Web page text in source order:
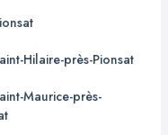
Hilaire-près-Pionsat
Maurice-près-